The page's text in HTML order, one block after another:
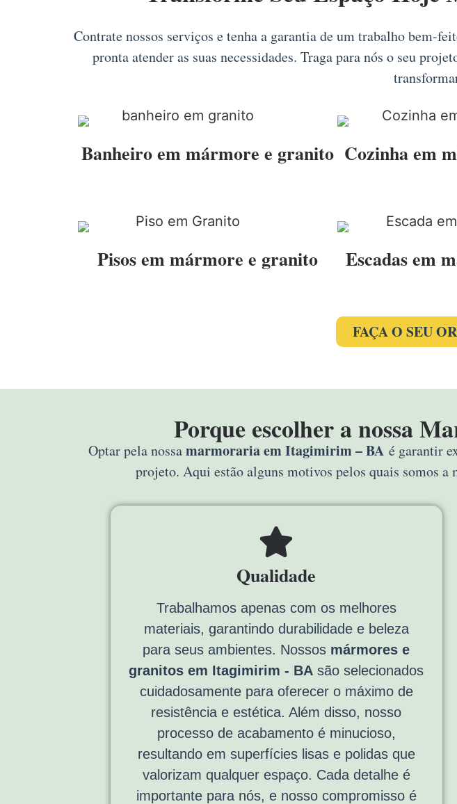
Contrate nossos serviços e tenha a garantia de um trabalho bem-
pronta atender as suas necessidades. Traga para nós o seu
Banheiro em mármore e granito Cozinha em
Pisos em mármore e granito Escadas em
FAÇA O SEU
Porque escolher a nossa
Optar pela nossamarmoraria em Itagimirim – BAé garantir
projeto. Aqui estão alguns motivos pelos quais somos a
Qualidade
Trabalhamos apenas com os melhores
materiais, garantindo durabilidade e beleza
para seus ambientes. Nossos mármores e
granitos em Itagimirim - BA são selecionados
cuidadosamente para oferecer o máximo de
resistência e estética. Além disso, nosso
processo de acabamento é minucioso,
resultando em superfícies lisas e polidas que
valorizam qualquer espaço. Cada detalhe é
importante para nós, e nosso compromisso é